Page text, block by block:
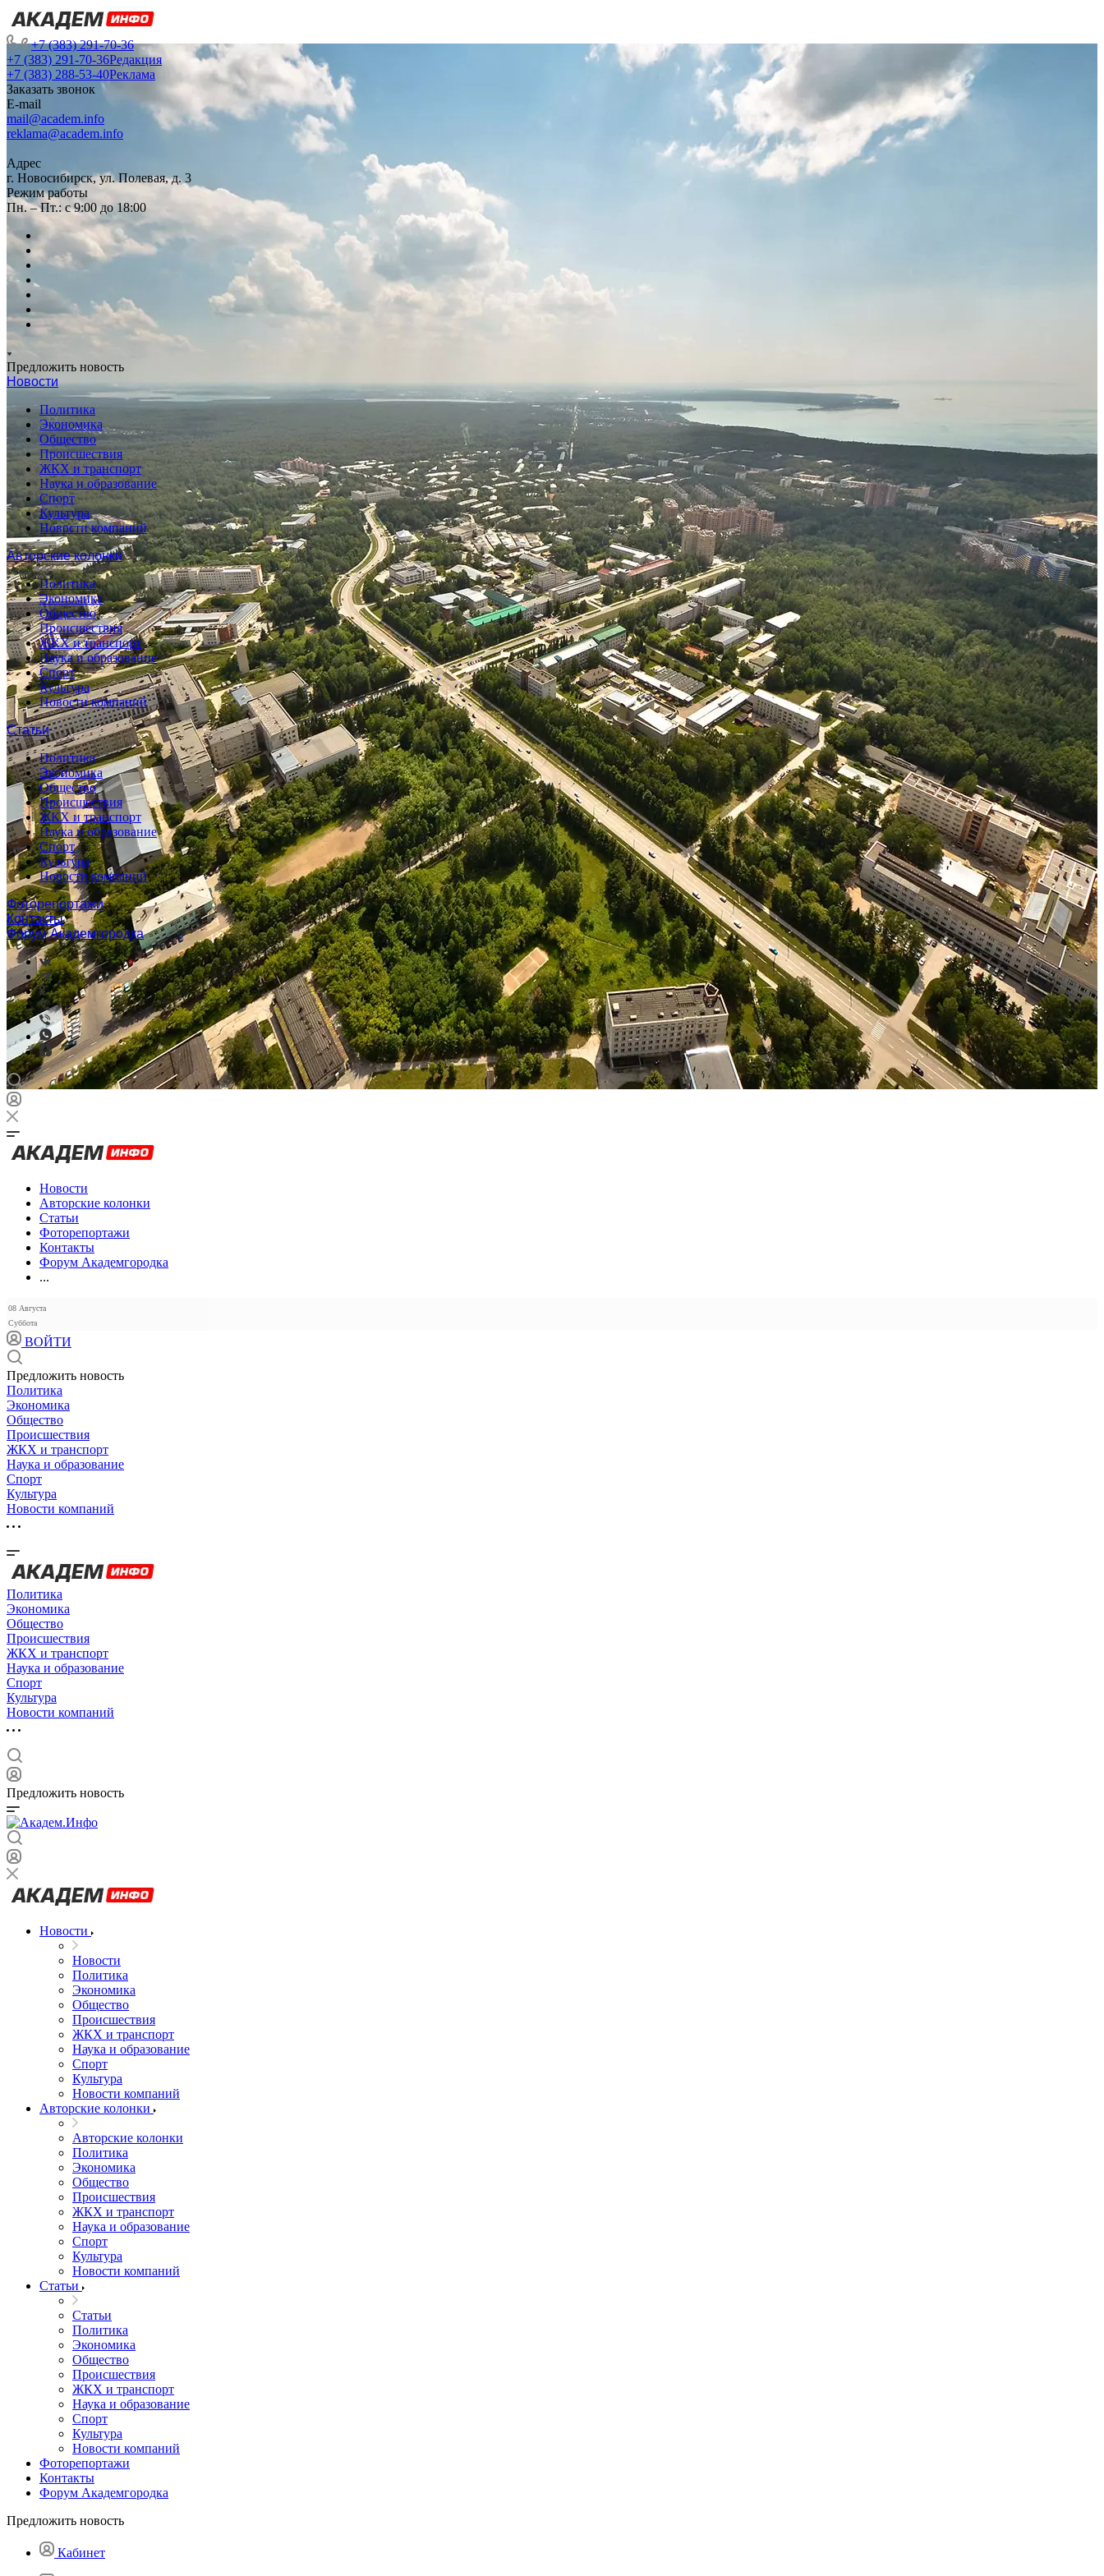
+7 (383) 291-70-36
+7 (383) 291-70-36Редакция
+7 (383) 288-53-40Реклама
Заказать звонок
E-mail
mail@academ.info
reklama@academ.info
Адрес
г. Новосибирск, ул. Полевая, д. 3
Режим работы
Пн. – Пт.: с 9:00 до 18:00
Предложить новость
Новости
Политика
Экономика
Общество
Происшествия
ЖКХ и транспорт
Наука и образование
Спорт
Культура
Новости компаний
Авторские колонки
Политика
Экономика
Общество
Происшествия
ЖКХ и транспорт
Наука и образование
Спорт
Культура
Новости компаний
Статьи
Политика
Экономика
Общество
Происшествия
ЖКХ и транспорт
Наука и образование
Спорт
Культура
Новости компаний
Фоторепортажи
Контакты
Форум Академгородка
Новости
Авторские колонки
Статьи
Фоторепортажи
Контакты
Форум Академгородка
...
08 Августа
Суббота
ВОЙТИ
Предложить новость
Политика
Экономика
Общество
Происшествия
ЖКХ и транспорт
Наука и образование
Спорт
Культура
Новости компаний
Политика
Экономика
Общество
Происшествия
ЖКХ и транспорт
Наука и образование
Спорт
Культура
Новости компаний
Предложить новость
Новости
Новости
Политика
Экономика
Общество
Происшествия
ЖКХ и транспорт
Наука и образование
Спорт
Культура
Новости компаний
Авторские колонки
Авторские колонки
Политика
Экономика
Общество
Происшествия
ЖКХ и транспорт
Наука и образование
Спорт
Культура
Новости компаний
Статьи
Статьи
Политика
Экономика
Общество
Происшествия
ЖКХ и транспорт
Наука и образование
Спорт
Культура
Новости компаний
Фоторепортажи
Контакты
Форум Академгородка
Предложить новость
Кабинет